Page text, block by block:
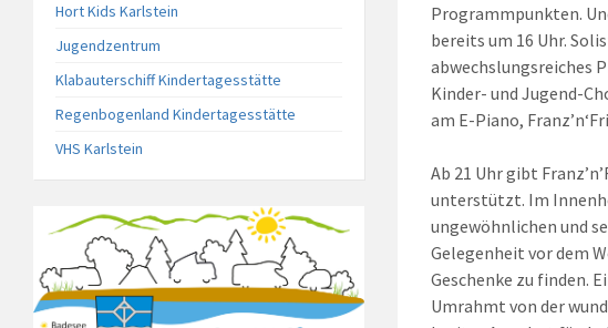
Programmpunkten.
bereits um 16 Uhr.
abwechslungsreiches
Kinder- und Jugend-
am E-Piano,
Ab 21 Uhr gibt
unterstützt. Im
ungewöhnlichen und
Gelegenheit vor dem
Geschenke zu finden.
Umrahmt von der
Hort Kids Karlstein
Jugendzentrum
Klabauterschiff Kindertagesstätte
Regenbogenland Kindertagesstätte
VHS Karlstein